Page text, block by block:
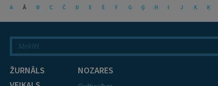
A Ā B C Č D E Ē F G Ģ H I J K Ķ
ŽURNĀLS
NOZARES